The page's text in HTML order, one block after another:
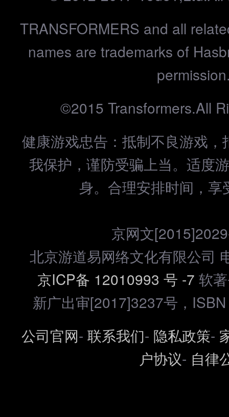
TRANSFORMERS and all
names are trademarks of
©2015 Transformers.All
健康游戏忠告：抵制不良游戏
我保护，谨防受骗上当。适度
身。合理安排时间，享
京网文
北京游道易网络文化有限公司
京ICP备 12010993 号 -7 软
新广出审[2017]3237号，
公司官网-联系我们- 隐私政策-
户协议- 自律